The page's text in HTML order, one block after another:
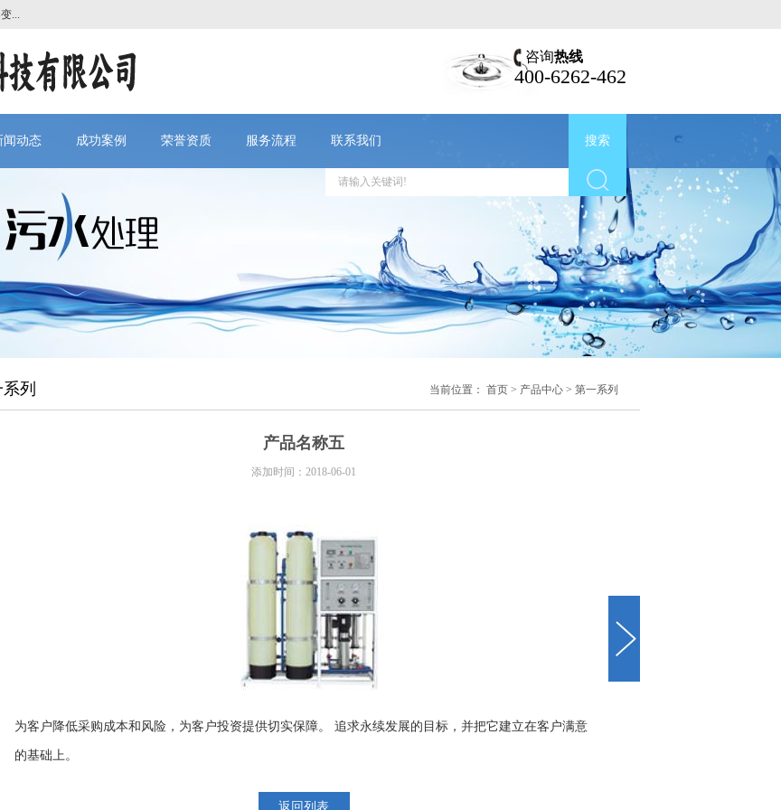
咨询热线
400-6262-462
闻动态 成功案例 荣誉资质 服务流程 联系我们 搜索
列 当前位置： 首页 > 产品中心 > 第一系列
产品名称五
添加时间：2018-06-01
为客户降低采购成本和风险，为客户投资提供切实保障。 追求永续发展的目标，并把它建立在客户满意
的基础上。
返回列表